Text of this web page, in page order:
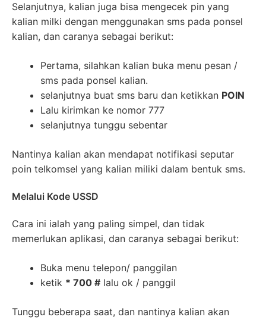
Selanjutnya, kalian juga bisa mengecek pin yang
kalian milki dengan menggunakan sms pada ponsel
kalian, dan caranya sebagai berikut:
Pertama, silahkan kalian buka menu pesan /
sms pada ponsel kalian.
selanjutnya buat sms baru dan ketikkan POIN
Lalu kirimkan ke nomor 777
selanjutnya tunggu sebentar
Nantinya kalian akan mendapat notifikasi seputar
poin telkomsel yang kalian miliki dalam bentuk sms.
Melalui Kode USSD
Cara ini ialah yang paling simpel, dan tidak
memerlukan aplikasi, dan caranya sebagai berikut:
Buka menu telepon/ panggilan
ketik * 700 # lalu ok / panggil
Tunggu beberapa saat, dan nantinya kalian akan